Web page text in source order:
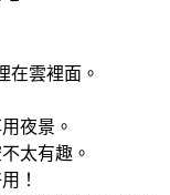
在雲裡面。
夜景。
太有趣。
！